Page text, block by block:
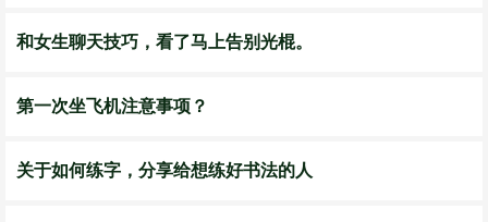
和女生聊天技巧，看了马上告别光棍。
第一次坐飞机注意事项？
关于如何练字，分享给想练好书法的人